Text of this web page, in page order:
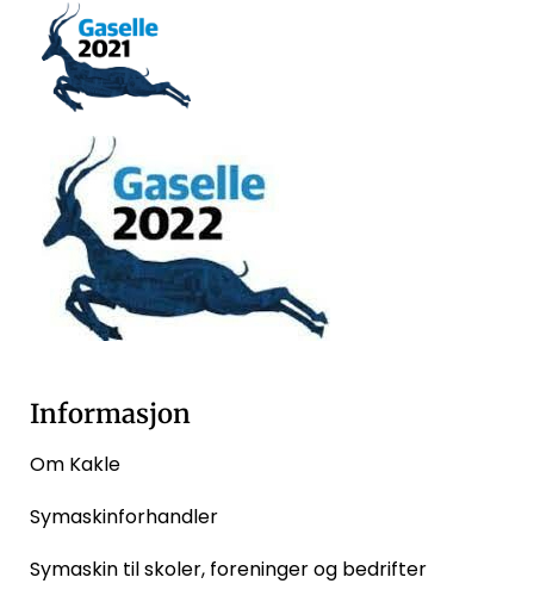
Informasjon
Om Kakle
Symaskinforhandler
Symaskin til skoler, foreninger og bedrifter